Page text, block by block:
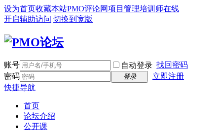
设为首页收藏本站PMO评论网项目管理培训师在线
开启辅助访问 切换到宽版
账号 自动登录 找回密码
密码
登录
立即注册
快捷导航
首页
论坛介绍
公开课